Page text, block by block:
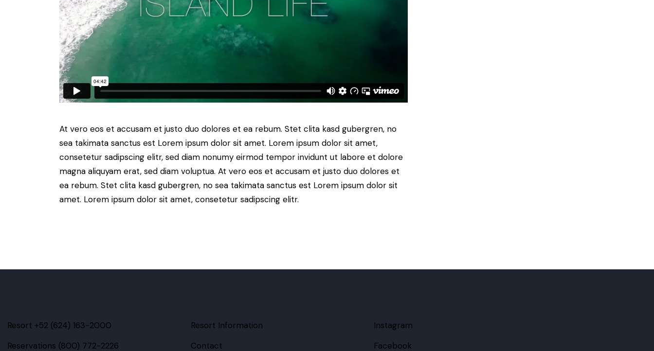
At vero eos et accusam et justo duo dolores et ea rebum. Stet clita kasd gubergren, no
sea takimata sanctus est Lorem ipsum dolor sit amet. Lorem ipsum dolor sit amet,
consetetur sadipscing elitr, sed diam nonumy eirmod tempor invidunt ut labore et dolore
magna aliquyam erat, sed diam voluptua. At vero eos et accusam et justo duo dolores et
ea rebum. Stet clita kasd gubergren, no sea takimata sanctus est Lorem ipsum dolor sit
amet. Lorem ipsum dolor sit amet, consetetur sadipscing elitr.
Resort +52 (624) 163-2000
Reservations (800) 772-2226
Resort Information
Contact
Instagram
Facebook